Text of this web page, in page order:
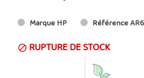
Marque HP Référence
 RUPTURE DE STOCK